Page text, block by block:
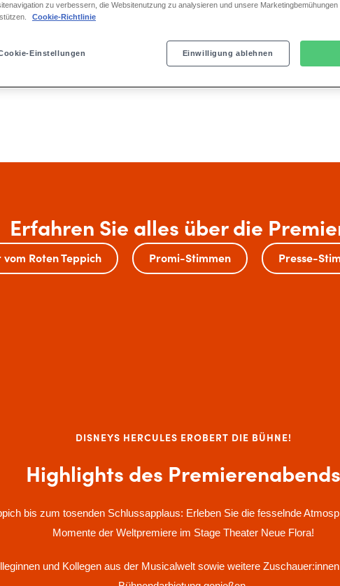
(c) Stage Entertainment/
Tickets buchen
Erfahren Sie alles über die
vom Roten Teppich Promi-Stimmen Presse-
DISNEYS HERCULES EROBERT DIE BÜHNE!
Highlights des Premierenabends
bis zum tosenden Schlussapplaus: Erleben Sie die fesselnde
Momente der Weltpremiere im Stage Theater Neue Flora!
und Kollegen aus der Musicalwelt sowie weitere
zu verbessern, die Websitenutzung zu analysieren und unsere Marketingbemühungen
Cookie-Richtlinie
Einstellungen Einwilligung ablehnen